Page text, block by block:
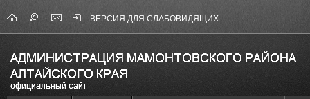
ВЕРСИЯ ДЛЯ СЛАБОВИДЯЩИХ